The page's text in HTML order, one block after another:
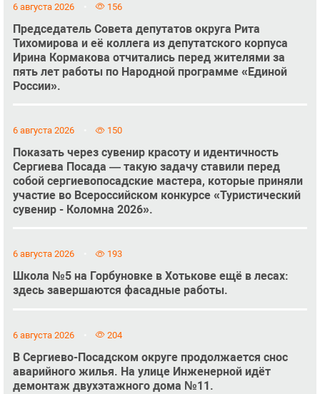
6 августа 2026 156
Председатель Совета депутатов округа Рита
Тихомирова и её коллега из депутатского корпуса
Ирина Кормакова отчитались перед жителями за
пять лет работы по Народной программе «Единой
России».
6 августа 2026 150
Показать через сувенир красоту и идентичность
Сергиева Посада — такую задачу ставили перед
собой сергиевопосадские мастера, которые приняли
участие во Всероссийском конкурсе «Туристический
сувенир - Коломна 2026».
6 августа 2026 193
Школа №5 на Горбуновке в Хотькове ещё в лесах:
здесь завершаются фасадные работы.
6 августа 2026 204
В Сергиево-Посадском округе продолжается снос
аварийного жилья. На улице Инженерной идёт
демонтаж двухэтажного дома №11.